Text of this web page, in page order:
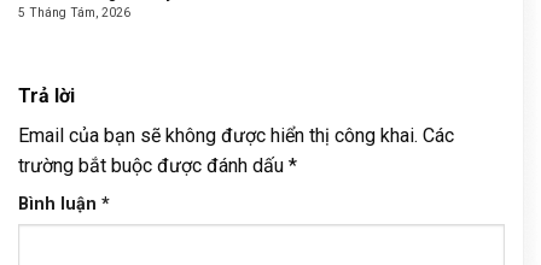
5 Tháng Tám, 2026
Trả lời
Email của bạn sẽ không được hiển thị công khai. Các
trường bắt buộc được đánh dấu *
Bình luận *